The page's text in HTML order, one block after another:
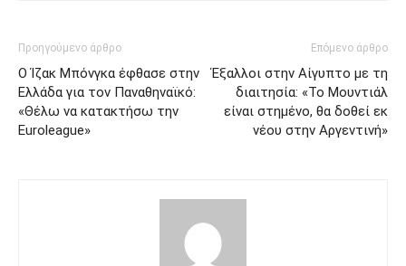
Προηγούμενο άρθρο
Ο Ίζακ Μπόνγκα έφθασε στην
Ελλάδα για τον Παναθηναϊκό:
«Θέλω να κατακτήσω την
Euroleague»
Επόμενο άρθρο
Έξαλλοι στην Αίγυπτο με τη
διαιτησία: «Το Μουντιάλ
είναι στημένο, θα δοθεί εκ
νέου στην Αργεντινή»